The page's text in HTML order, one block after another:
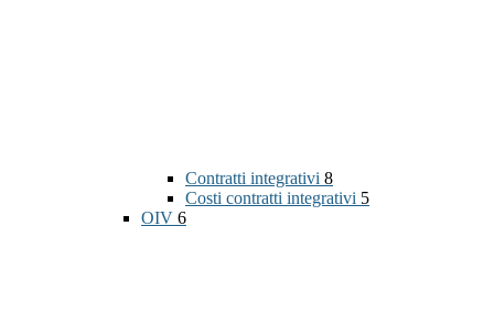
Contratti integrativi 8
Costi contratti integrativi 5
OIV 6